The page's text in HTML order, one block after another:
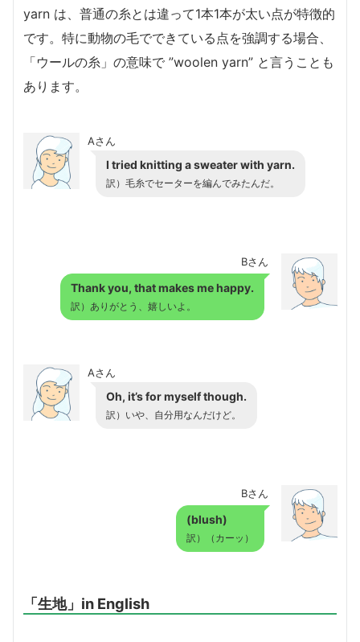
yarn は、普通の糸とは違って1本1本が太い点が特徴的
です。特に動物の毛でできている点を強調する場合、
「ウールの糸」の意味で ”woolen yarn” と言うことも
あります。
Aさん
I tried knitting a sweater with yarn.
訳）毛糸でセーターを編んでみたんだ。
Bさん
Thank you, that makes me happy.
訳）ありがとう、嬉しいよ。
Aさん
Oh, it’s for myself though.
訳）いや、自分用なんだけど。
Bさん
(blush)
訳）（カーッ）
「生地」in English